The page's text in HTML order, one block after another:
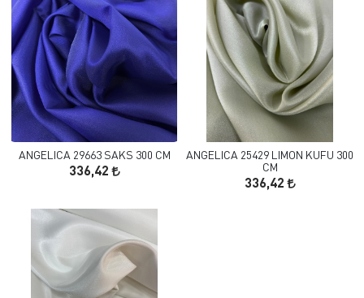
ANGELICA 29663 SAKS 300 CM
336,42
ANGELICA 25429 LIMON KUFU 300
CM
336,42